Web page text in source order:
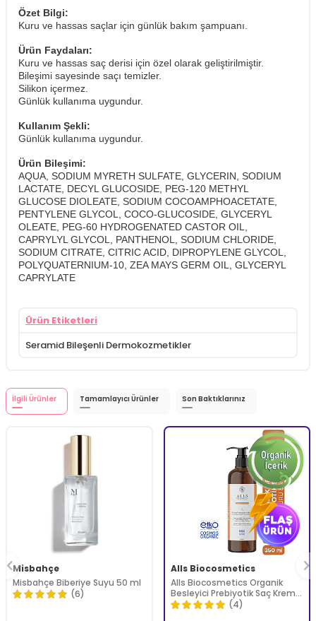
Özet Bilgi:
Kuru ve hassas saçlar için günlük bakım şampuanı.
Ürün Faydaları:
Kuru ve hassas saç derisi için özel olarak geliştirilmiştir.
Bileşimi sayesinde saçı temizler.
Silikon içermez.
Günlük kullanıma uygundur.
Kullanım Şekli:
Günlük kullanıma uygundur.
Ürün Bileşimi:
AQUA, SODIUM MYRETH SULFATE, GLYCERIN, SODIUM
LACTATE, DECYL GLUCOSIDE, PEG-120 METHYL
GLUCOSE DIOLEATE, SODIUM COCOAMPHOACETATE,
PENTYLENE GLYCOL, COCO-GLUCOSIDE, GLYCERYL
OLEATE, PEG-60 HYDROGENATED CASTOR OIL,
CAPRYLYL GLYCOL, PANTHENOL, SODIUM CHLORIDE,
SODIUM CITRATE, CITRIC ACID, DIPROPYLENE GLYCOL,
POLYQUATERNIUM-10, ZEA MAYS GERM OIL, GLYCERYL
CAPRYLATE
Ürün Etiketleri
Seramid Bileşenli Dermokozmetikler
İlgili Ürünler Tamamlayıcı Ürünler Son Baktıklarınız
Misbahçe
Misbahçe Biberiye Suyu 50 ml
(6)
Alls Biocosmetics
Alls Biocosmetics Organik
Besleyici Prebiyotik Saç Kremi
350 ml
(4)